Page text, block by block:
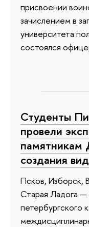
присвоении
зачислением в
университета
состоялся
Студенты
провели
памятникам
создания
Псков, Изборск,
Старая Ладога —
петербургского